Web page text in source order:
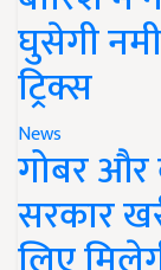
घुसेगी
ट्रिक्स
News
गोबर और
सरकार